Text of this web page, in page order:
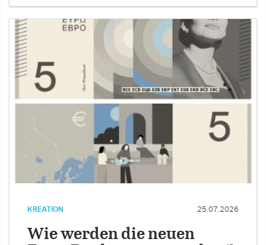
KREATION 25.07.2026
Wie werden die neuen